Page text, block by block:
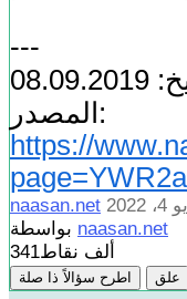
---
المصدر:
https://
naasan.net
naasan.net
341ألف نقاط
اطرح سؤالاً ذا صلة علق